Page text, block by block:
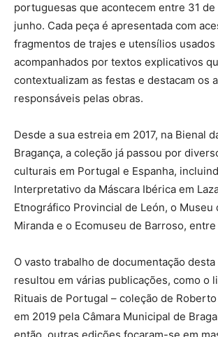
portuguesas que acontecem entre 31
junho. Cada peça é apresentada com
fragmentos de trajes e utensílios usados
acompanhados por textos explicativos
contextualizam as festas e destacam os
responsáveis pelas obras.
Desde a sua estreia em 2017, na Bienal
Bragança, a coleção já passou por
culturais em Portugal e Espanha,
Interpretativo da Máscara Ibérica em
Etnográfico Provincial de León, o Museu
Miranda e o Ecomuseu de Barroso,
O vasto trabalho de documentação desta
resultou em várias publicações, como o
Rituais de Portugal – coleção de
em 2019 pela Câmara Municipal de